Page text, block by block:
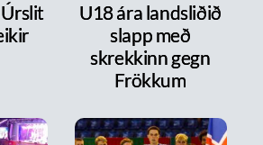
U18 ára landsliðið
slapp með
skrekkinn gegn
Frökkum